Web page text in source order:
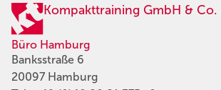
Kompakttraining GmbH & Co.
Büro Hamburg
Banksstraße 6
20097 Hamburg